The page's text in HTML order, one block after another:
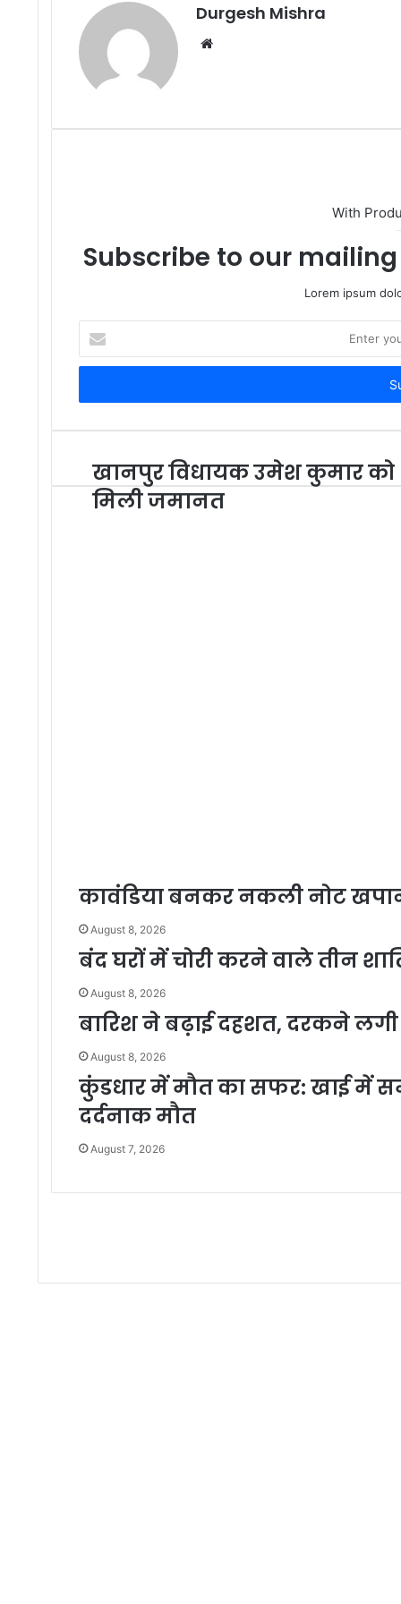
Durgesh Mishra
Website
With
Subscribe to our
Lorem ipsum
your
Email
खानपुर विधायक उमेश कुमार को
मिली जमानत
कावंडिया बनकर नकली नोट खपाने
August 8, 2026
बंद घरों में चोरी करने वाले तीन
August 8, 2026
बारिश ने बढ़ाई दहशत, दरकने लगी
August 8, 2026
कुंडधार में मौत का सफर: खाई में
दर्दनाक मौत
August 7, 2026